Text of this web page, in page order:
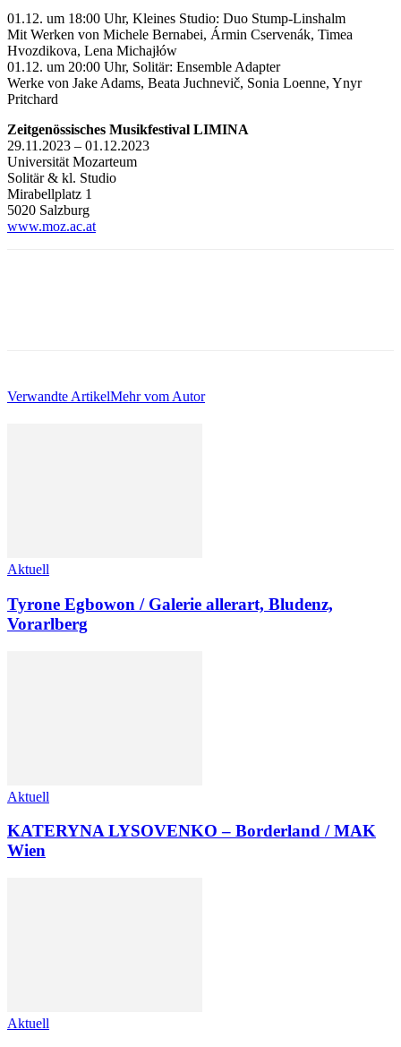
01.12. um 18:00 Uhr, Kleines Studio: Duo Stump-Linshalm
Mit Werken von Michele Bernabei, Ármin Cservenák, Timea
Hvozdikova, Lena Michajłów
01.12. um 20:00 Uhr, Solitär: Ensemble Adapter
Werke von Jake Adams, Beata Juchnevič, Sonia Loenne, Ynyr
Pritchard
Zeitgenössisches Musikfestival LIMINA
29.11.2023 – 01.12.2023
Universität Mozarteum
Solitär & kl. Studio
Mirabellplatz 1
5020 Salzburg
www.moz.ac.at
Verwandte ArtikelMehr vom Autor
Aktuell
Tyrone Egbowon / Galerie allerart, Bludenz,
Vorarlberg
Aktuell
KATERYNA LYSOVENKO – Borderland / MAK
Wien
Aktuell